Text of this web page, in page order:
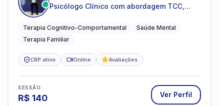
Psicólogo Clínico com abordagem TCC,
sistêmica
Terapia Cognitivo-Comportamental
Saúde Mental
Terapia Familiar
CRP ativo Online Avaliações
SESSÃO
R$ 140 Ver Perfil